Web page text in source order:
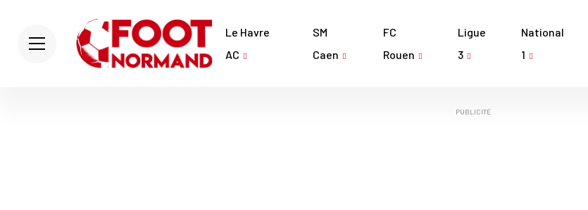
Le Havre
AC
SM
Caen
FC
Rouen
Ligue
3
National
1
PUBLICITÉ